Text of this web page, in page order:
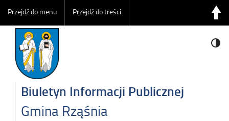
Przejdź do menu Przejdź do treści
Biuletyn Informacji Publicznej
Gmina Rząśnia